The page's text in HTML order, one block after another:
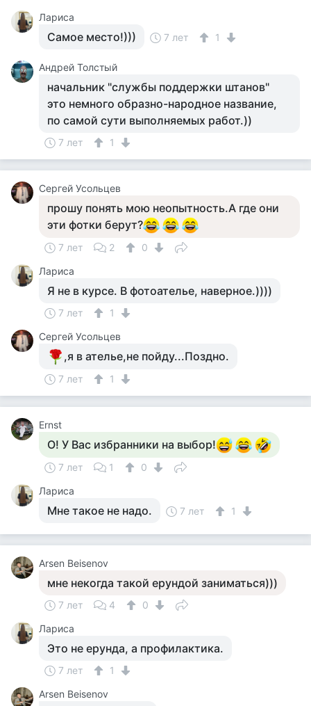
Лариса
Самое место!))) 7 лет 1
Андрей Толстый
начальник "службы поддержки штанов"
это немного образно-народное название,
по самой сути выполняемых работ.))
7 лет 1
Сергей Усольцев
прошу понять мою неопытность.А где они
эти фотки берут?
7 лет 2
0
Лариса
Я не в курсе. В фотоателье, наверное.))))
7 лет
1
Сергей Усольцев
,я в ателье,не пойду...Поздно.
7 лет 1
Ernst
О! У Вас избранники на выбор!
7 лет 1
0
Лариса
Мне такое не надо. 7 лет 1
Arsen Beisenov
мне некогда такой ерундой заниматься)))
7 лет 4
0
Лариса
Это не ерунда, а профилактика.
7 лет
1
Arsen Beisenov